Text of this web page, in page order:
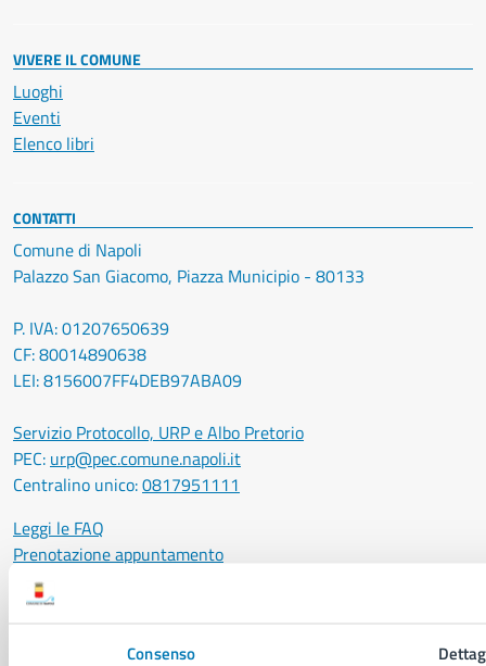
Consenso
VIVERE IL COMUNE
Luoghi
Eventi
Elenco libri
CONTATTI
Comune di Napoli
Palazzo San Giacomo, Piazza Municipio - 80133
P. IVA: 01207650639
CF: 80014890638
LEI: 8156007FF4DEB97ABA09
Servizio Protocollo, URP e Albo Pretorio
PEC: urp@pec.comune.napoli.it
Centralino unico:0817951111
Leggi le FAQ
Prenotazione appuntamento
Segnalazione disservizio
Richiesta assistenza
Informativa privacy